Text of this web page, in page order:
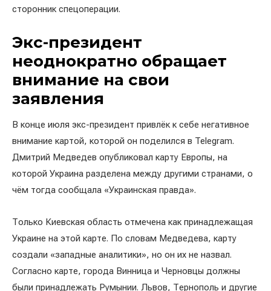
сторонник спецоперации.
Экс-президент
неоднократно обращает
внимание на свои
заявления
В конце июля экс-президент привлёк к себе негативное
внимание картой, которой он поделился в Telegram.
Дмитрий Медведев опубликовал карту Европы, на
которой Украина разделена между другими странами, о
чём тогда сообщала «Украинская правда».
Только Киевская область отмечена как принадлежащая
Украине на этой карте. По словам Медведева, карту
создали «западные аналитики», но он их не назвал.
Согласно карте, города Винница и Черновцы должны
были принадлежать Румынии. Львов, Тернополь и другие